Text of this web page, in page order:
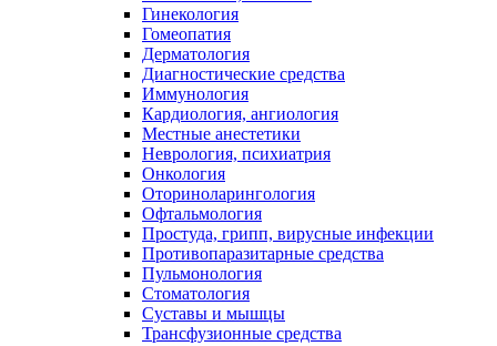
Гинекология
Гомеопатия
Дерматология
Диагностические средства
Иммунология
Кардиология, ангиология
Местные анестетики
Неврология, психиатрия
Онкология
Оториноларингология
Офтальмология
Простуда, грипп, вирусные инфекции
Противопаразитарные средства
Пульмонология
Стоматология
Суставы и мышцы
Трансфузионные средства